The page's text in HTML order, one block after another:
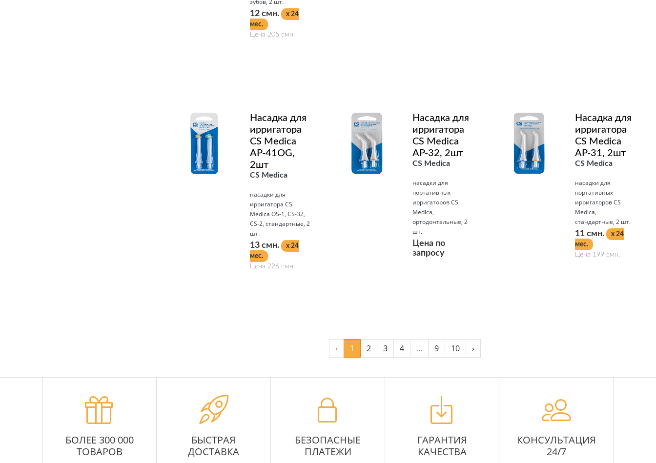
зубов, 2 шт.
12 смн.
x 24
мес.
Цена 205 смн.
Насадка для
ирригатора
CS Medica
AP-41OG,
2шт
CS Medica
насадки для
ирригатора CS
Medica OS-1, CS-32,
CS-2, стандартные, 2
шт.
13 смн.
x 24
мес.
Цена 226 смн.
Насадка для
ирригатора
CS Medica
AP-32, 2шт
CS Medica
насадки для
портативных
ирригаторов CS
Medica,
ортодонтальные, 2
шт.
Цена по
запросу
Насадка для
ирригатора
CS Medica
AP-31, 2шт
CS Medica
насадки для
портативных
ирригаторов CS
Medica,
стандартные, 2 шт.
11 смн.
x 24
мес.
Цена 199 смн.
‹ 1 2 3 4 ... 9 10 ›
БОЛЕЕ 300 000
ТОВАРОВ
БЫСТРАЯ
ДОСТАВКА
БЕЗОПАСНЫЕ
ПЛАТЕЖИ
ГАРАНТИЯ
КАЧЕСТВА
КОНСУЛЬТАЦИЯ
24/7